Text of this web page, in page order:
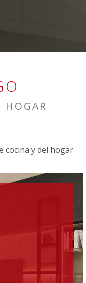
HOGAR
cocina y del hogar